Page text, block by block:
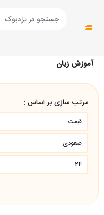
صفحه اصلی
آموزش زبان
مرتب سازی بر اساس :